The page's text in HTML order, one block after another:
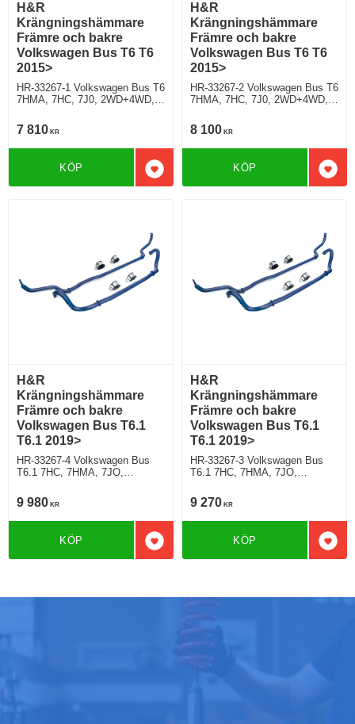
H&R
Krängningshämmare
Främre och bakre
Volkswagen Bus T6 T6
2015>
HR-33267-1 Volkswagen Bus T6
7HMA, 7HC, 7J0, 2WD+4WD,
7 810 KR
Lägg till i favoriter
KÖP
H&R
Krängningshämmare
Främre och bakre
Volkswagen Bus T6 T6
2015>
HR-33267-2 Volkswagen Bus T6
7HMA, 7HC, 7J0, 2WD+4WD,
8 100 KR
KÖP
H&R
Krängningshämmare
Främre och bakre
Volkswagen Bus T6.1
T6.1 2019>
HR-33267-4 Volkswagen Bus
T6.1 7HC, 7HMA, 7JO,
LED/Xenon strålkastare
9 980 KR
Lägg till i favoriter
KÖP
H&R
Krängningshämmare
Främre och bakre
Volkswagen Bus T6.1
T6.1 2019>
HR-33267-3 Volkswagen Bus
T6.1 7HC, 7HMA, 7JO,
LED/Xenon strålkastare
9 270 KR
KÖP